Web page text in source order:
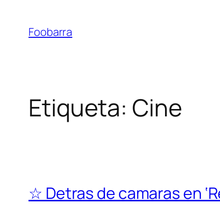
contenido
Foobarra
Etiqueta: Cine
☆ Detras de camaras en